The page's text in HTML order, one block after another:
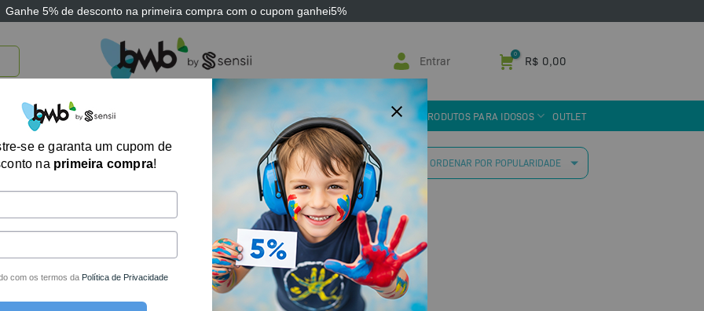
Ganhe 5% de desconto na primeira compra com o cupom ganhei5%
Entrar R$ 0,00
BRINQUEDOS E JOGOS ARK THERAPEUTIC SENSII TECNOLOGIA ASSISTIVA PRODUTOS PARA IDOSOS OUTLET
Exibindo um único resultado
se e garanta um cupom de
na primeira compra!
com os termos da Política de Privacidade